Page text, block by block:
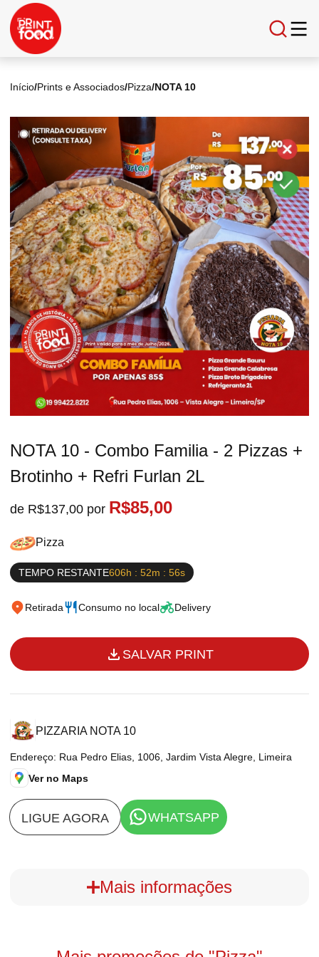
Início/Prints e Associados/Pizza/NOTA 10
NOTA 10 - Combo Familia - 2 Pizzas +
Brotinho + Refri Furlan 2L
de R$137,00 por R$85,00
Pizza
TEMPO RESTANTE606h : 52m : 56s
Retirada Consumo no local Delivery
SALVAR PRINT
PIZZARIA NOTA 10
Endereço: Rua Pedro Elias, 1006, Jardim Vista Alegre, Limeira
Ver no Maps
LIGUE AGORA WHATSAPP
Mais informações